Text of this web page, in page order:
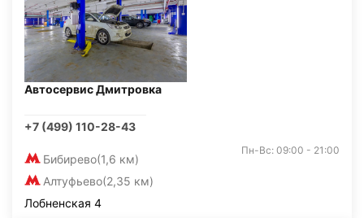
Автосервис Дмитровка
+7 (499) 110-28-43
Бибирево(1,6 км)
Алтуфьево(2,35 км)
Пн-Вс: 09:00 - 21:00
Лобненская 4